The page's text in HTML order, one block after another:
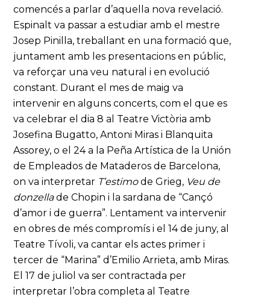
comencés a parlar d’aquella nova revelació.
Espinalt va passar a estudiar amb el mestre
Josep Pinilla, treballant en una formació que,
juntament amb les presentacions en públic,
va reforçar una veu natural i en evolució
constant. Durant el mes de maig va
intervenir en alguns concerts, com el que es
va celebrar el dia 8 al Teatre Victòria amb
Josefina Bugatto, Antoni Miras i Blanquita
Assorey, o el 24 a la Peña Artística de la Unión
de Empleados de Mataderos de Barcelona,
on va interpretar T’estimode Grieg, Veu de
donzellade Chopin i la sardana de “Cançó
d’amor i de guerra”. Lentament va intervenir
en obres de més compromís i el 14 de juny, al
Teatre Tívoli, va cantar els actes primer i
tercer de “Marina” d’Emilio Arrieta, amb Miras.
El 17 de juliol va ser contractada per
interpretar l’obra completa al Teatre